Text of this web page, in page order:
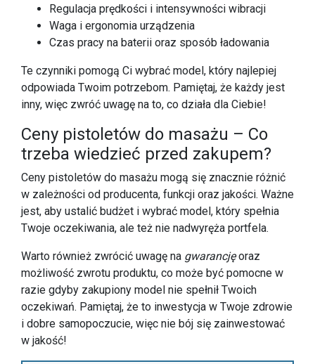
Regulacja prędkości i intensywności wibracji
Waga i ergonomia urządzenia
Czas pracy na baterii oraz sposób ładowania
Te czynniki pomogą Ci wybrać model, który najlepiej
odpowiada Twoim potrzebom. Pamiętaj, że każdy jest
inny, więc zwróć uwagę na to, co działa dla Ciebie!
Ceny pistoletów do masażu – Co
trzeba wiedzieć przed zakupem?
Ceny pistoletów do masażu mogą się znacznie różnić
w zależności od producenta, funkcji oraz jakości. Ważne
jest, aby ustalić budżet i wybrać model, który spełnia
Twoje oczekiwania, ale też nie nadwyręża portfela.
Warto również zwrócić uwagę na gwarancjęoraz
możliwość zwrotu produktu, co może być pomocne w
razie gdyby zakupiony model nie spełnił Twoich
oczekiwań. Pamiętaj, że to inwestycja w Twoje zdrowie
i dobre samopoczucie, więc nie bój się zainwestować
w jakość!